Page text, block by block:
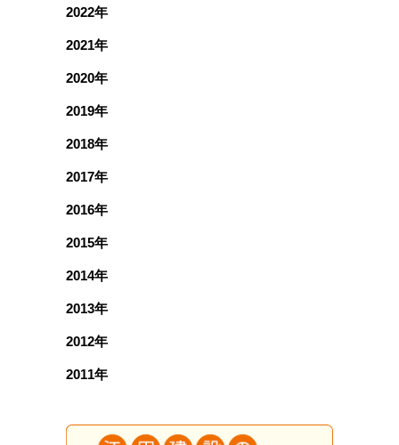
2022年
2021年
2020年
2019年
2018年
2017年
2016年
2015年
2014年
2013年
2012年
2011年